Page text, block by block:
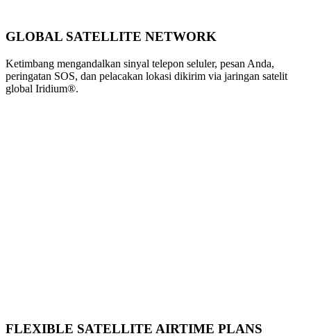
GLOBAL SATELLITE NETWORK
Ketimbang mengandalkan sinyal telepon seluler, pesan Anda,
peringatan SOS, dan pelacakan lokasi dikirim via jaringan satelit
global Iridium®.
FLEXIBLE SATELLITE AIRTIME PLANS